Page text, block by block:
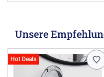
Unsere
Hot Deals